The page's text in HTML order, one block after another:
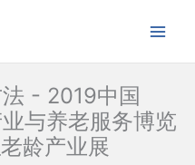
- 2019中国
与养老服务博览
龄产业展